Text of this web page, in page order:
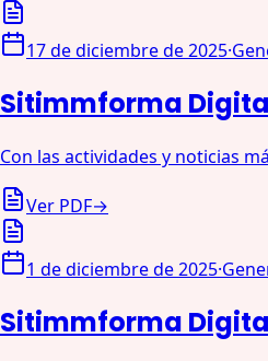
17 de diciembre de 2025·
Sitimmforma
Con las actividades y noticias
Ver PDF→
1 de diciembre de 2025·
Sitimmforma